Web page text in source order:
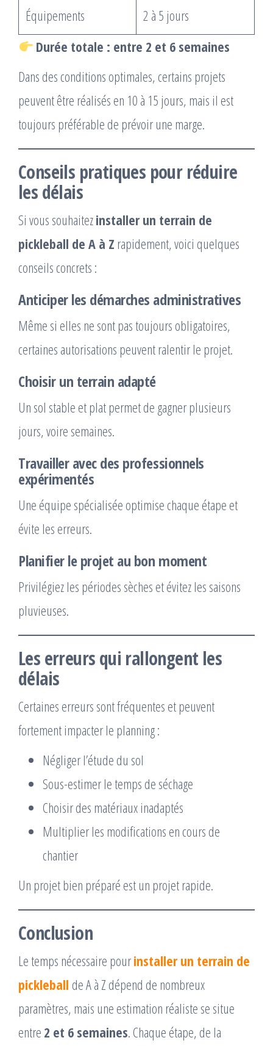
Équipements
2 à 5 jours
Durée totale : entre 2 et 6 semaines
Dans des conditions optimales, certains projets
peuvent être réalisés en 10 à 15 jours, mais il est
toujours préférable de prévoir une marge.
Conseils pratiques pour réduire
les délais
Si vous souhaitezinstaller un terrain de
pickleball de A à Z rapidement, voici quelques
conseils concrets :
Anticiper les démarches administratives
Même si elles ne sont pas toujours obligatoires,
certaines autorisations peuvent ralentir le projet.
Choisir un terrain adapté
Un sol stable et plat permet de gagner plusieurs
jours, voire semaines.
Travailler avec des professionnels
expérimentés
Une équipe spécialisée optimise chaque étape et
évite les erreurs.
Planifier le projet au bon moment
Privilégiez les périodes sèches et évitez les saisons
pluvieuses.
Les erreurs qui rallongent les
délais
Certaines erreurs sont fréquentes et peuvent
fortement impacter le planning :
Négliger l’étude du sol
Sous-estimer le temps de séchage
Choisir des matériaux inadaptés
Multiplier les modifications en cours de
chantier
Un projet bien préparé est un projet rapide.
Conclusion
Le temps nécessaire pourinstaller un terrain de
pickleball de A à Z dépend de nombreux
paramètres, mais une estimation réaliste se situe
entre 2 et 6 semaines. Chaque étape, de la